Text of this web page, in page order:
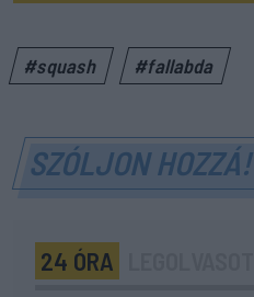
#squash #fallabda
SZÓLJON HOZZÁ!
24 ÓRA